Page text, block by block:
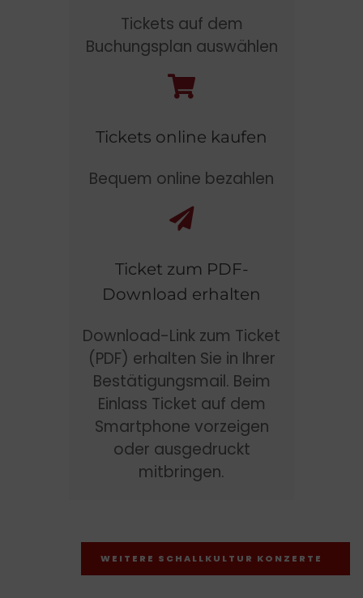
Tickets auf dem
Buchungsplan auswählen
Tickets online kaufen
Bequem online bezahlen
Ticket zum PDF-
Download erhalten
Download-Link zum Ticket
(PDF) erhalten Sie in Ihrer
Bestätigungsmail. Beim
Einlass Ticket auf dem
Smartphone vorzeigen
oder ausgedruckt
mitbringen.
WEITERE SCHALLKULTUR KONZERTE